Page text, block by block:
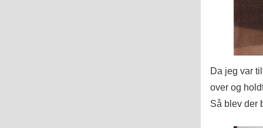
Da jeg var
over og
Så blev der